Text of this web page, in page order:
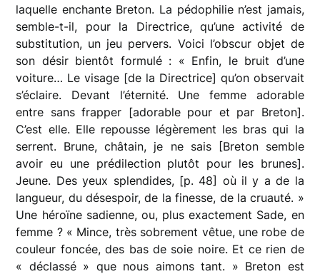
laquelle enchante Breton. La pédophilie n’est jamais,
semble-t-il, pour la Directrice, qu’une activité de
substitution, un jeu pervers. Voici l’obscur objet de
son désir bientôt formulé : « Enfin, le bruit d’une
voiture… Le visage [de la Directrice] qu’on observait
s’éclaire. Devant l’éternité. Une femme adorable
entre sans frapper [adorable pour et par Breton].
C’est elle. Elle repousse légèrement les bras qui la
serrent. Brune, châtain, je ne sais [Breton semble
avoir eu une prédilection plutôt pour les brunes].
Jeune. Des yeux splendides, [p. 48] où il y a de la
langueur, du désespoir, de la finesse, de la cruauté. »
Une héroïne sadienne, ou, plus exactement Sade, en
femme ? « Mince, très sobrement vêtue, une robe de
couleur foncée, des bas de soie noire. Et ce rien de
« déclassé » que nous aimons tant. » Breton est